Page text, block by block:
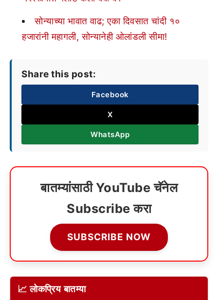
सोन्याच्या भावात वाढ; एका दिवसात चांदी १०
हजारांनी महागली, सोन्यानेही ओलांडली सीमा!
Share this post:
Facebook
X
WhatsApp
बातम्यांसाठी YouTube चॅनेल
Subscribe करा
SUBSCRIBE NOW
📈 लोकप्रिय बातम्या